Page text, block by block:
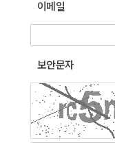
이메일
보안문자